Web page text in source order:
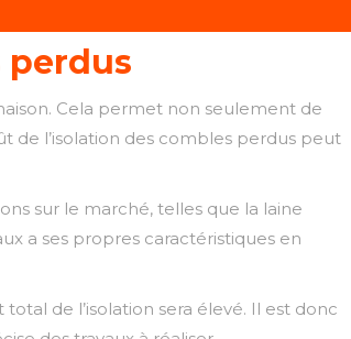
perdus
Cela permet non seulement de
de l’isolation des combles perdus peut
sur le marché, telles que la laine
a ses propres caractéristiques en
de l’isolation sera élevé. Il est donc